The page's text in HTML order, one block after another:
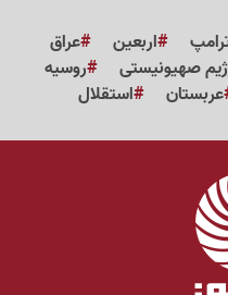
اربعین
عراق
صهیونیستی
روسیه
عربستان استقلال